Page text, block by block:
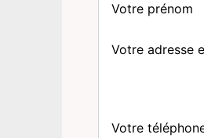
Votre prénom
Votre adresse
Votre